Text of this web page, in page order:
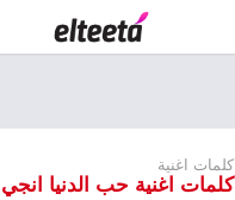
كلمات اغنية
كلمات اغنية حب الدنيا